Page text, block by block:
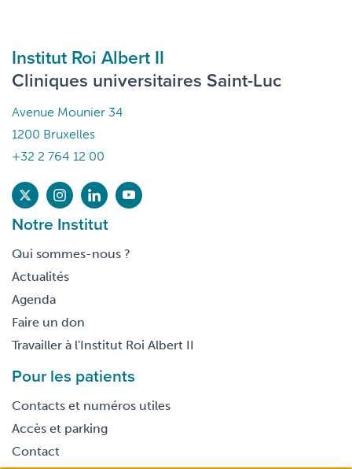
Institut Roi Albert II
Cliniques universitaires Saint-Luc
Avenue Mounier 34
1200 Bruxelles
+32 2 764 12 00
Notre Institut
Qui sommes-nous ?
Actualités
Agenda
Faire un don
Travailler à l'Institut Roi Albert II
Pour les patients
Contacts et numéros utiles
Accès et parking
Contact